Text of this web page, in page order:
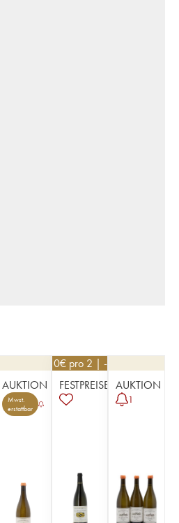
AUKTION
Mwst.
erstattbar
53,10€ pro 2 | -10%
FESTPREISE AUKTION
1